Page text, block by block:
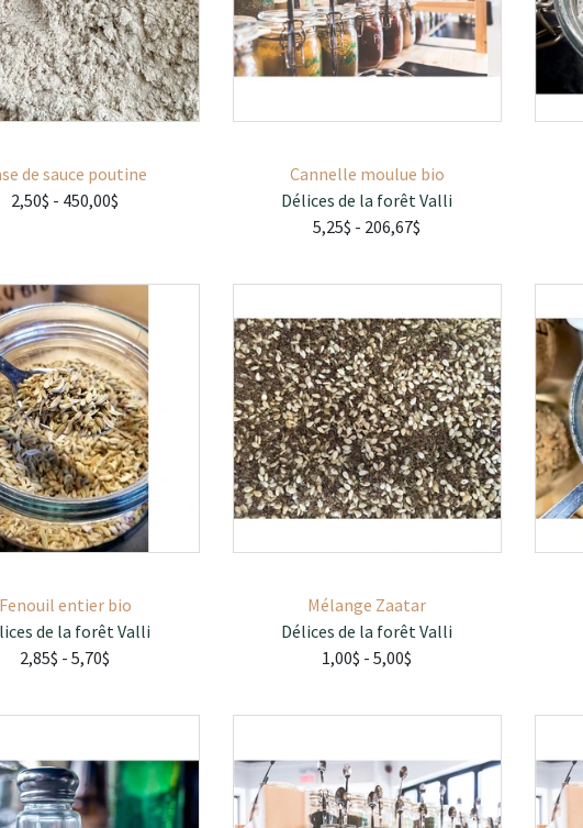
de sauce poutine
2,50$ - 450,00$
Cannelle moulue bio
Délices de la forêt Valli
5,25$ - 206,67$
Fenouil entier bio
de la forêt Valli
2,85$ - 5,70$
Mélange Zaatar
Délices de la forêt Valli
1,00$ - 5,00$